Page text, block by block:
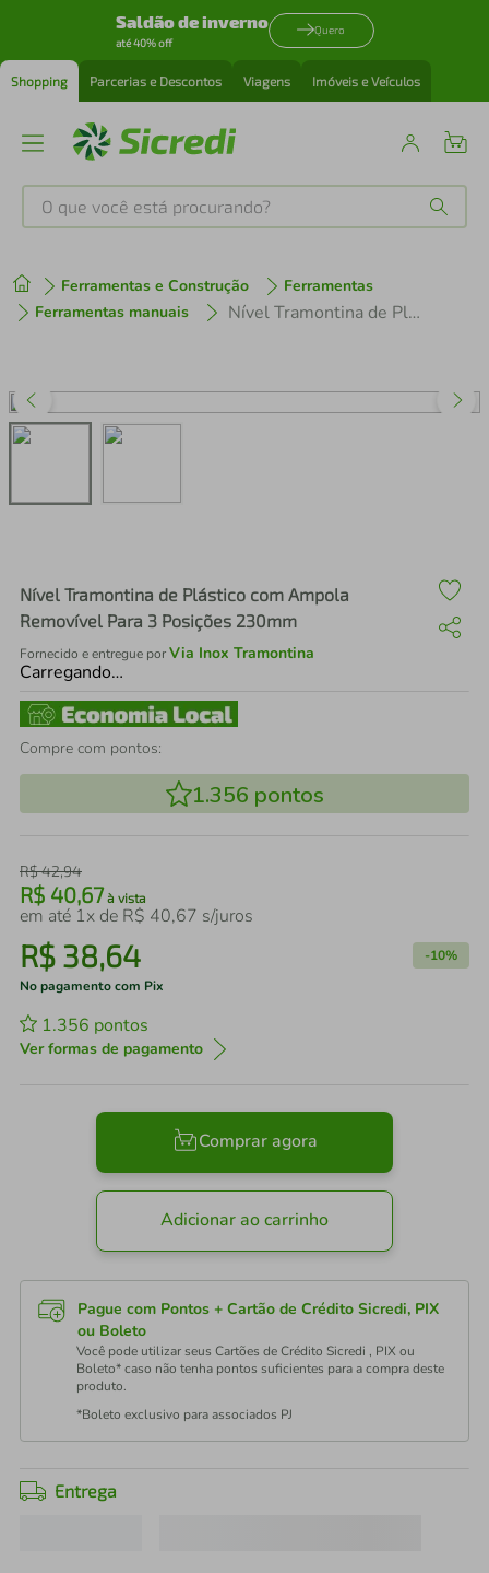
Saldão de inverno
até 40% off
Quero
Shopping Parcerias e Descontos Viagens Imóveis e Veículos
O que você está procurando?
Ferramentas e Construção
Ferramentas
Ferramentas manuais
Nível Tramontina de Plástico com Ampola Removível Para 3 Posições 230mm
Nível Tramontina de Plástico com Ampola
Removível Para 3 Posições 230mm
Fornecido e entregue porVia Inox Tramontina
Carregando…
Compre com pontos:
1.356 pontos
R$42,94
R$ 40,67 à vista
em até 1x de R$ 40,67 s/juros
R$ 38,64 -10%
No pagamento com Pix
1.356 pontos
Ver formas de pagamento
Comprar agora
Adicionar ao carrinho
Pague com Pontos + Cartão de Crédito Sicredi, PIX
ou Boleto
Você pode utilizar seus Cartões de Crédito Sicredi , PIX ou
Boleto* caso não tenha pontos suficientes para a compra deste
produto.
*Boleto exclusivo para associados PJ
Entrega
1º tenis
3º perfume